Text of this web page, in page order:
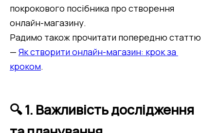
покрокового посібника про створення
онлайн-магазину.
Радимо також прочитати попередню статтю
— Як створити онлайн-магазин: крок за
кроком.
🔍 1. Важливість дослідження